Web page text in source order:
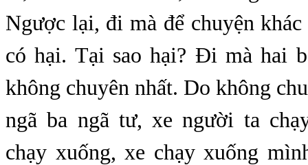
Ngược lại, đi mà để chuyện
có hại. Tại sao hại? Đi mà hai
không chuyên nhất. Do không
ngã ba ngã tư, xe người ta
chạy xuống, xe chạy xuống